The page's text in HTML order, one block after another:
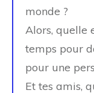
monde ?
Alors, quelle
temps pour
pour une
Et tes amis,